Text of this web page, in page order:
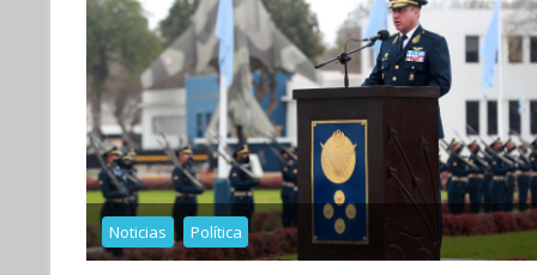
Noticias Política